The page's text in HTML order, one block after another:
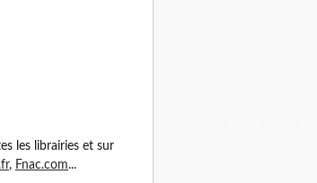
les librairies et sur
, Fnac.com...